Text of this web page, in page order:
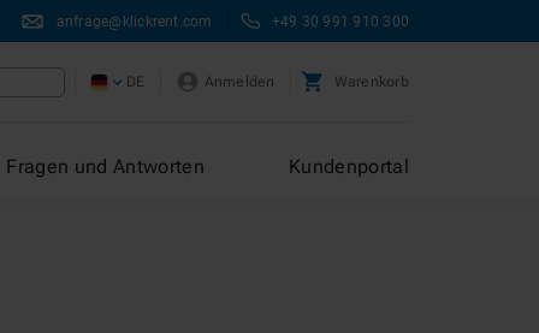
anfrage@klickrent.com +49 30 991 910 300
DE Anmelden Warenkorb
Fragen und Antworten Kundenportal